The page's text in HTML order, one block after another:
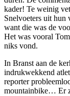
kader! Te weinig
Snelvoeters uit hun
want die was de
Het was vooral
niks vond.
In Branst aan de
indrukwekkend
reporter
mountainbike… Er